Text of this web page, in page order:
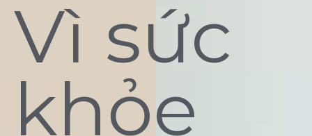
Vì sức
khỏe